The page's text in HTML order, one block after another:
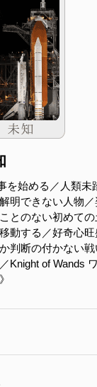
を始める／人類未
明できない人物／
とのない初めての
動する／好奇心旺
判断の付かない
Knight of Wands